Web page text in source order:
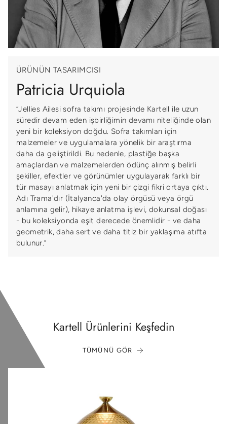
ÜRÜNÜN TASARIMCISI
Patricia Urquiola
“Jellies Ailesi sofra takımı projesinde Kartell ile uzun
süredir devam eden işbirliğimin devamı niteliğinde olan
yeni bir koleksiyon doğdu. Sofra takımları için
malzemeler ve uygulamalara yönelik bir araştırma
daha da geliştirildi. Bu nedenle, plastiğe başka
amaçlardan ve malzemelerden ödünç alınmış belirli
şekiller, efektler ve görünümler uygulayarak farklı bir
tür masayı anlatmak için yeni bir çizgi fikri ortaya çıktı.
Adı Trama'dır (İtalyanca'da olay örgüsü veya örgü
anlamına gelir), hikaye anlatma işlevi, dokunsal doğası
- bu koleksiyonda eşit derecede önemlidir - ve daha
geometrik, daha sert ve daha titiz bir yaklaşıma atıfta
bulunur.”
Kartell Ürünlerini Keşfedin
TÜMÜNÜ GÖR